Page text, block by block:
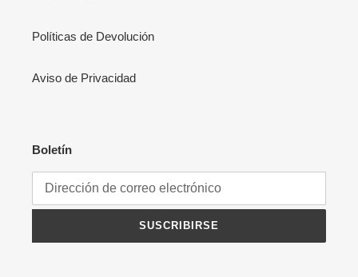
Políticas de Devolución
Aviso de Privacidad
Boletín
SUSCRIBIRSE